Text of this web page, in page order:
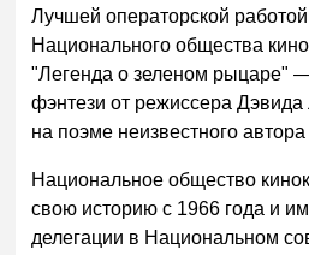
Лучшей операторской
Национального общества
"Легенда о зеленом рыцаре"
фэнтези от режиссера
на поэме неизвестного
Национальное общество
свою историю с 1966 года и
делегации в Национальном